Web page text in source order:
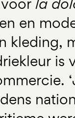
en
kleding,
is